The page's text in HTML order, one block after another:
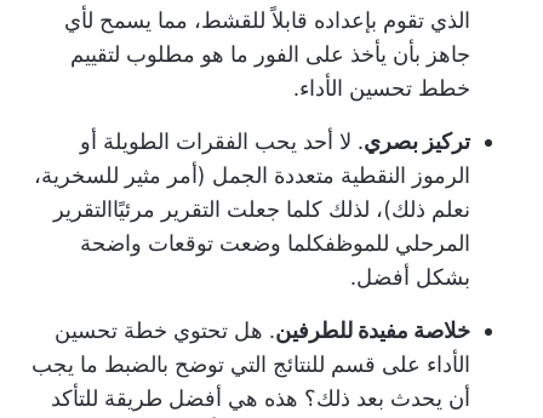
الذي تقوم بإعداده قابلاً للقشط، مما يسمح لأي
جاهز بأن يأخذ على الفور ما هو مطلوب لتقييم
خطط تحسين الأداء.
تركيز بصري. لا أحد يحب الفقرات الطويلة أو
الرموز النقطية متعددة الجمل (أمر مثير للسخرية،
نعلم ذلك)، لذلك كلما جعلت التقرير مرئيًاالتقرير
المرحلي للموظفكلما وضعت توقعات واضحة
بشكل أفضل.
خلاصة مفيدة للطرفين. هل تحتوي خطة تحسين
الأداء على قسم للنتائج التي توضح بالضبط ما يجب
أن يحدث بعد ذلك؟ هذه هي أفضل طريقة للتأكد